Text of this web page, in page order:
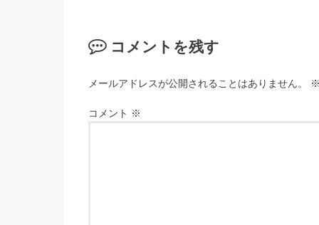
コメントを残す
メールアドレスが公開されることはありません。 ※
コメント ※